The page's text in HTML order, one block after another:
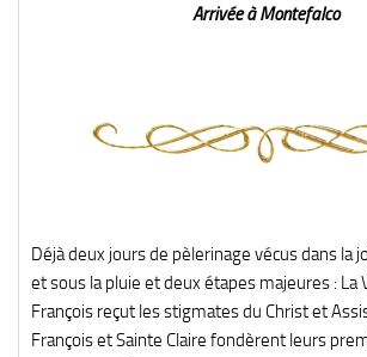
Arrivée à Montefalco
Déjà deux jours de pèlerinage vécus dans la
et sous la pluie et deux étapes majeures : La
François reçut les stigmates du Christ et
François et Sainte Claire fondèrent leurs